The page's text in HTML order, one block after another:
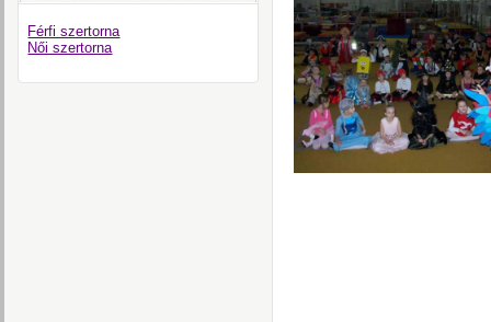
Férfi szertorna
Női szertorna